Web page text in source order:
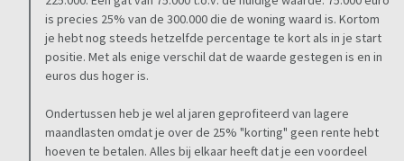
is precies 25% van de 300.000 die de woning waard is. Kortom
je hebt nog steeds hetzelfde percentage te kort als in je start
positie. Met als enige verschil dat de waarde gestegen is en in
euros dus hoger is.
Ondertussen heb je wel al jaren geprofiteerd van lagere
maandlasten omdat je over de 25% "korting" geen rente hebt
hoeven te betalen. Alles bij elkaar heeft dat je een voordeel